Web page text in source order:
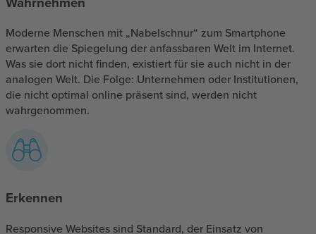
Moderne Menschen mit „Nabelschnur“ zum Smartphone
erwarten die Spiegelung der anfassbaren Welt im Internet.
Was sie dort nicht finden, existiert für sie auch nicht in der
analogen Welt. Die Folge: Unternehmen oder Institutionen,
die nicht optimal online präsent sind, werden nicht
wahrgenommen.
Erkennen
Responsive Websites sind Standard, der Einsatz von